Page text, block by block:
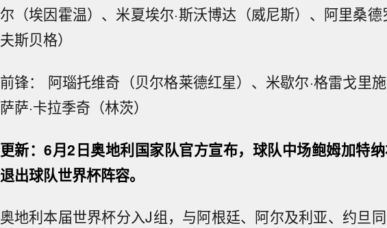
尔（埃因霍温）、米夏埃尔·斯沃博达（威尼斯）、阿里桑德
夫斯贝格）
前锋： 阿瑙托维奇（贝尔格莱德红星）、米歇尔·格雷戈里施
萨萨·卡拉季奇（林茨）
更新：6月2日奥地利国家队官方宣布，球队中场鲍姆加特
退出球队世界杯阵容。
奥地利本届世界杯分入J组，与阿根廷、阿尔及利亚、约旦